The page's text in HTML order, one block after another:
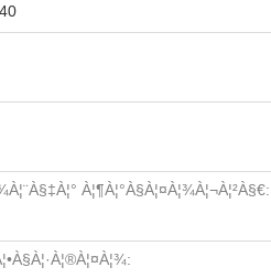
À¦¶à¦°à§à¦¤à¦¾à¦¬à¦²à§€: